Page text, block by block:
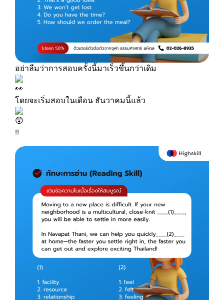
อย่าลืมว่าการสอบครั้งนี้มาเร็วขึ้นกว่าเดิม
โดยจะเริ่มสอบในเดือน ธันวาคมนี้แล้ว
!!